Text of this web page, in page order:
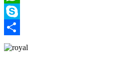
WhatsApp
Skype
Share